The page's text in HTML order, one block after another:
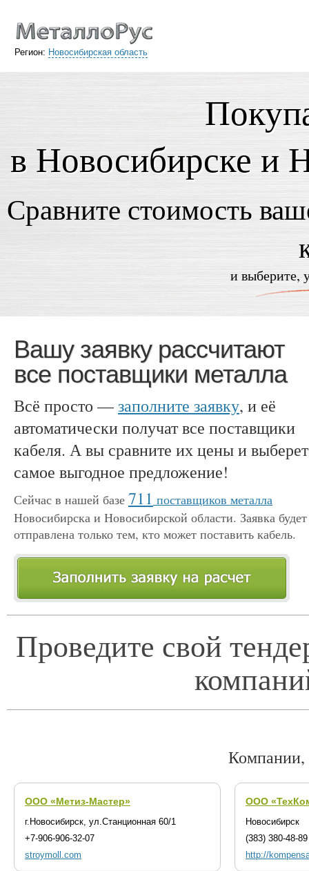
Регион: Новосибирская область
в Новосибирске и
Сравните стоимость
и выберите,
Вашу заявку рассчитают
все поставщики металла
Всё просто —заполните заявку, и её
автоматически получат все поставщики
кабеля. А вы сравните их цены и
самое выгодное предложение!
Сейчас в нашей базе 711 поставщиков металла
Новосибирска и Новосибирской области. Заявка будет
отправлена только тем, кто может поставить кабель.
Проведите свой
Компании,
ООО «Метиз-Мастер»
г.Новосибирск, ул.Станционная 60/1
+7-906-906-32-07
stroymoll.com
ООО
Новосибирск
(383) 380-48-89
http://